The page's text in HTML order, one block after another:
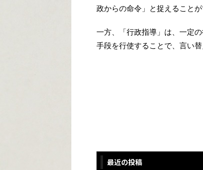
政からの命令」と捉えることが
一方、「行政指導」は、一定
手段を行使することで、言い
最近の投稿